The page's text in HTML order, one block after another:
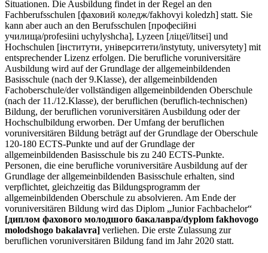
Situationen. Die Ausbildung findet in der Regel an den
Fachberufsschulen [фаховий коледж/fakhovyi koledzh] statt. Sie
kann aber auch an den Berufsschulen [професійні
училища/profesiini uchylyshcha], Lyzeen [ліцеї/litsei] und
Hochschulen [інститути, університети/instytuty, universytety] mit
entsprechender Lizenz erfolgen. Die berufliche voruniversitäre
Ausbildung wird auf der Grundlage der allgemeinbildenden
Basisschule (nach der 9.Klasse), der allgemeinbildenden
Fachoberschule/der vollständigen allgemeinbildenden Oberschule
(nach der 11./12.Klasse), der beruflichen (beruflich-technischen)
Bildung, der beruflichen voruniversitären Ausbildung oder der
Hochschulbildung erworben. Der Umfang der beruflichen
voruniversitären Bildung beträgt auf der Grundlage der Oberschule
120-180 ECTS-Punkte und auf der Grundlage der
allgemeinbildenden Basisschule bis zu 240 ECTS-Punkte.
Personen, die eine berufliche voruniversitäre Ausbildung auf der
Grundlage der allgemeinbildenden Basisschule erhalten, sind
verpflichtet, gleichzeitig das Bildungsprogramm der
allgemeinbildenden Oberschule zu absolvieren. Am Ende der
voruniversitären Bildung wird das Diplom „Junior Fachbachelor“
[диплом фахового молодшого бакалавра/dyplom fakhovogo
molodshogo bakalavra] verliehen. Die erste Zulassung zur
beruflichen voruniversitären Bildung fand im Jahr 2020 statt.